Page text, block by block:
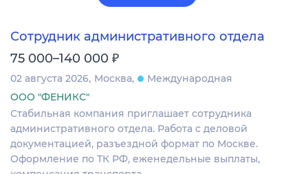
Сотрудник административного отдела
75 000–140 000 ₽
02 августа 2026 Москва
Международная
ООО "ФЕНИКС"
Стабильная компания приглашает сотрудника
административного отдела. Работа с деловой
документацией, разъездной формат по Москве.
Оформление по ТК РФ, еженедельные выплаты,